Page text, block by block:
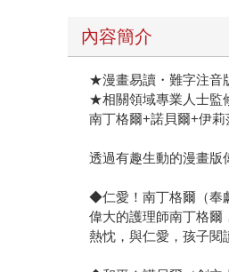
內容簡介
★漫畫易讀・難字注
★相關領域專業人士
南丁格爾+諾貝爾+伊
透過有趣生動的漫畫版
◆仁愛！南丁格爾（奉
偉大的護理師南丁格爾
熱忱，與仁愛，孩子閱